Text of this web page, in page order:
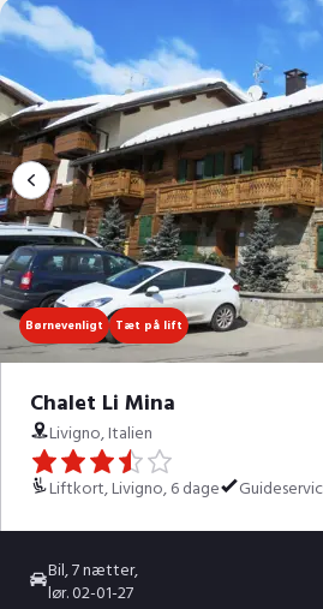
Børnevenligt Tæt på lift
Chalet Li Mina
Livigno, Italien
Liftkort, Livigno, 6 dage
Bil, 7 nætter,
lør. 02-01-27